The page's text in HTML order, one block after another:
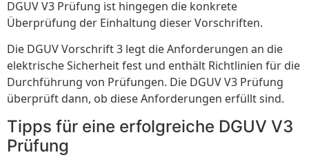
DGUV V3 Prüfung ist hingegen die konkrete
Überprüfung der Einhaltung dieser Vorschriften.
Die DGUV Vorschrift 3 legt die Anforderungen an die
elektrische Sicherheit fest und enthält Richtlinien für die
Durchführung von Prüfungen. Die DGUV V3 Prüfung
überprüft dann, ob diese Anforderungen erfüllt sind.
Tipps für eine erfolgreiche DGUV V3
Prüfung